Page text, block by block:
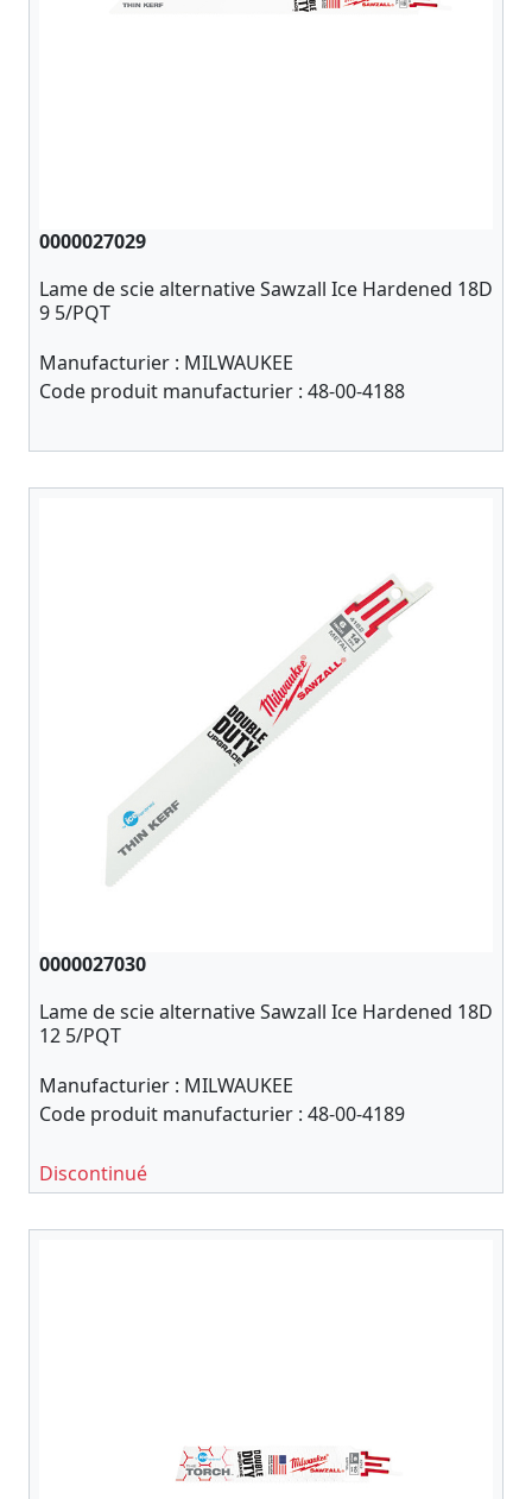
0000027029
Lame de scie alternative Sawzall Ice Hardened 18D
9 5/PQT
Manufacturier : MILWAUKEE
Code produit manufacturier : 48-00-4188
0000027030
Lame de scie alternative Sawzall Ice Hardened 18D
12 5/PQT
Manufacturier : MILWAUKEE
Code produit manufacturier : 48-00-4189
Discontinué